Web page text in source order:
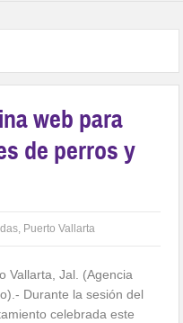
web para
de perros y
, Puerto Vallarta
Vallarta, Jal. (Agencia
Durante la sesión del
celebrada este